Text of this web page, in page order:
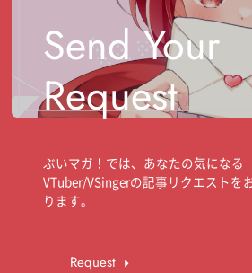
Send Your
Request
ぶいマガ！では、あなたの気になる
VTuber/VSingerの記事リクエストを
ります。
Request